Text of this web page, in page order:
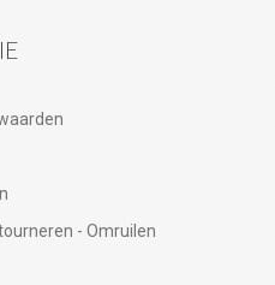
- Omruilen